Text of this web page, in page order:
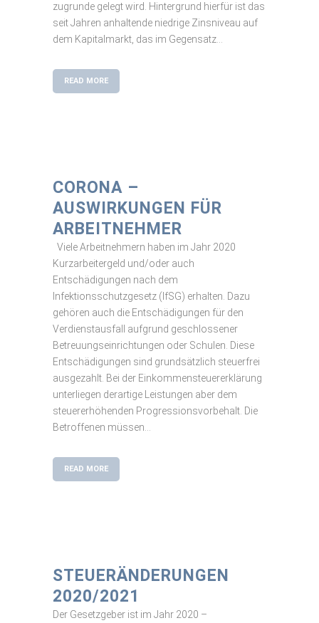
zugrunde gelegt wird. Hintergrund hierfür ist das
seit Jahren anhaltende niedrige Zinsniveau auf
dem Kapitalmarkt, das im Gegensatz...
READ MORE
CORONA –
AUSWIRKUNGEN FÜR
ARBEITNEHMER
Viele Arbeitnehmern haben im Jahr 2020
Kurzarbeitergeld und/oder auch
Entschädigungen nach dem
Infektionsschutzgesetz (IfSG) erhalten. Dazu
gehören auch die Entschädigungen für den
Verdienstausfall aufgrund geschlossener
Betreuungseinrichtungen oder Schulen. Diese
Entschädigungen sind grundsätzlich steuerfrei
ausgezahlt. Bei der Einkommensteuererklärung
unterliegen derartige Leistungen aber dem
steuererhöhenden Progressionsvorbehalt. Die
Betroffenen müssen...
READ MORE
STEUERÄNDERUNGEN
2020/2021
Der Gesetzgeber ist im Jahr 2020 –